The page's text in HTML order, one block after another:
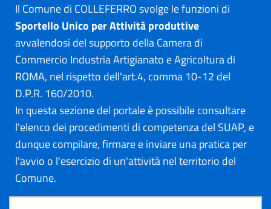
Il Comune di COLLEFERRO svolge le funzioni di
Sportello Unico per Attività produttive
avvalendosi del supporto della Camera di
Commercio Industria Artigianato e Agricoltura di
ROMA, nel rispetto dell'art.4, comma 10-12 del
D.P.R. 160/2010.
In questa sezione del portale è possibile consultare
l'elenco dei procedimenti di competenza del SUAP, e
dunque compilare, firmare e inviare una pratica per
l'avvio o l'esercizio di un'attività nel territorio del
Comune.